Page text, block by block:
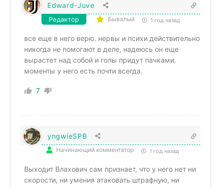
Edward-Juve
Редактор Бывалый 1 год назад
все еще в него верю. нервы и психи действительно
никогда не помогают в деле, надеюсь он еще
вырастет над собой и голы придут пачками.
моменты у него есть почти всегда.
7
yngwieSPB
Начинающий комментатор 1 год назад
Выходит Влахович сам признает, что у него нет ни
скорости, ни умения атаковать штрафную, ни